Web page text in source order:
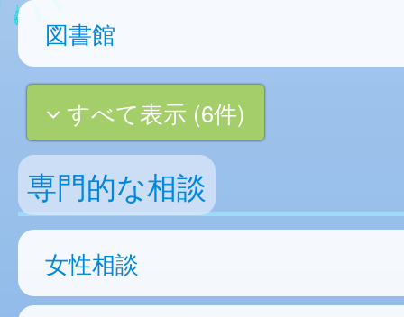
図書館
すべて表示 (6件)
専門的な相談
女性相談